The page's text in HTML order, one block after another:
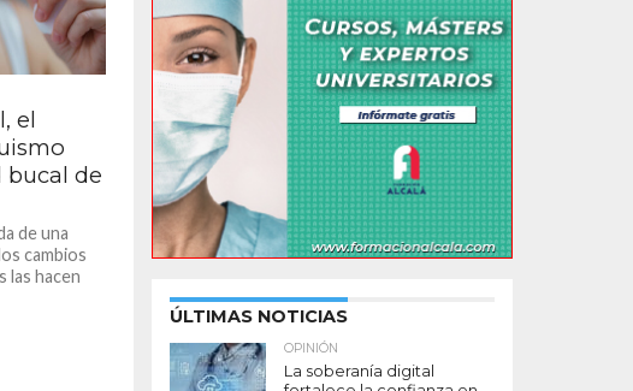
el
bucal de
de una
cambios
las hacen
ÚLTIMAS NOTICIAS
OPINIÓN
La soberanía digital